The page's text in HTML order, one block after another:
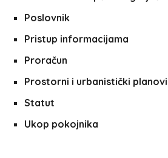
Poslovnik
Pristup informacijama
Proračun
Prostorni i urbanistički planovi
Statut
Ukop pokojnika